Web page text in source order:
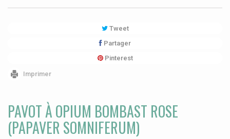
Tweet
Partager
Pinterest
Imprimer
PAVOT À OPIUM BOMBAST ROSE
(PAPAVER SOMNIFERUM)